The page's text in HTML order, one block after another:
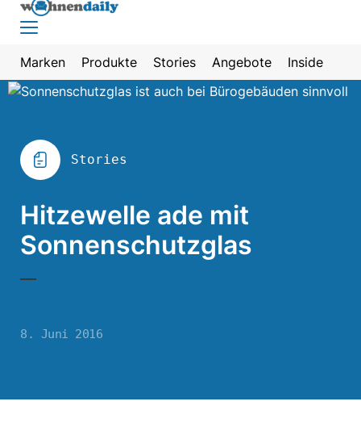
Marken Produkte Stories Angebote Inside
Stories
Hitzewelle ade mit
Sonnenschutzglas
8. Juni 2016